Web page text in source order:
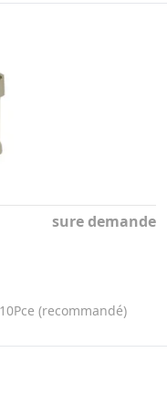
sure demande
(recommandé)